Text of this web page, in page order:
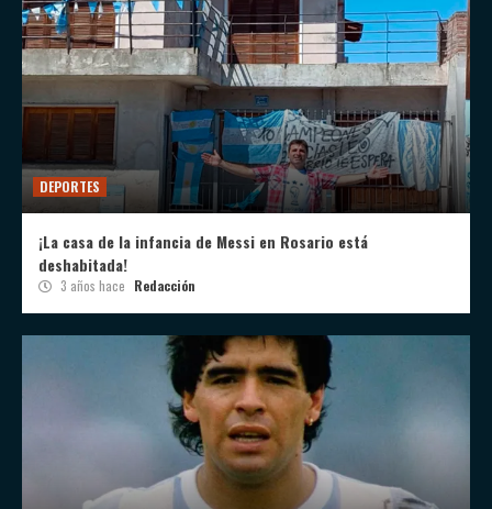
DEPORTES
¡La casa de la infancia de Messi en Rosario está
deshabitada!
3 años hace Redacción